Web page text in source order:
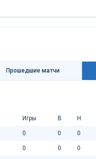
Прошедшие матчи
Игры В Н
0 0 0
0 0 0